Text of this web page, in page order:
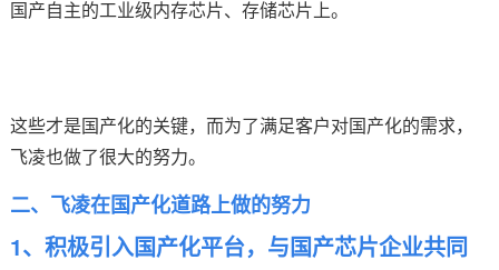
国产自主的工业级内存芯片、存储芯片上。
这些才是国产化的关键，而为了满足客户对国产化的需求，
飞凌也做了很大的努力。
二、飞凌在国产化道路上做的努力
1、积极引入国产化平台，与国产芯片企业共同